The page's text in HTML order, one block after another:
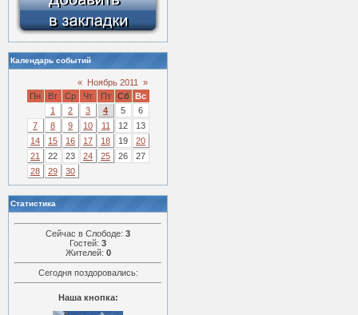
Календарь событий
« Ноябрь 2011
»
Пн
Вт Ср Чт Пт Сб
Вс
1
2 3 4 5
6
7
8 9 10 11 12
13
14
15 16 17 18 19
20
21
22 23 24 25 26
27
28
29 30
Статистика
Сейчас в Слободе: 3
Гостей: 3
Жителей: 0
Сегодня поздоровались:
Наша кнопка: